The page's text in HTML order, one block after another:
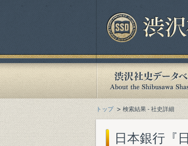
トップ 検索結果 - 社史詳細
日本銀行『